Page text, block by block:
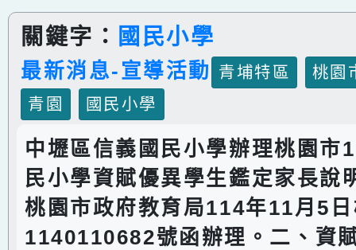
關鍵字： 國民小學
最新消息-宣導活動 青埔特區
桃園
青園
國民小學
中壢區信義國民小學辦理桃園市
民小學資賦優異學生鑑定家長說
桃園市政府教育局114年11月5
1140110682號函辦理。二、資